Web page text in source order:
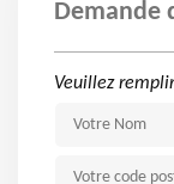
Demande
Veuillez